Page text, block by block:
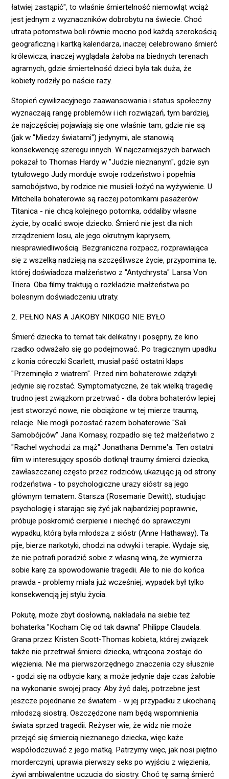
łatwiej zastąpić", to właśnie śmiertelność niemowląt wciąż
jest jednym z wyznaczników dobrobytu na świecie. Choć
utrata potomstwa boli równie mocno pod każdą szerokością
geograficzną i kartką kalendarza, inaczej celebrowano śmierć
królewicza, inaczej wyglądała żałoba na biednych terenach
agrarnych, gdzie śmiertelność dzieci była tak duża, że
kobiety rodziły po naście razy.
Stopień cywilizacyjnego zaawansowania i status społeczny
wyznaczają rangę problemów i ich rozwiązań, tym bardziej,
że najczęściej pojawiają się one właśnie tam, gdzie nie są
(jak w "Miedzy światami") jedynymi, ale stanowią
konsekwencję szeregu innych. W najczarniejszych barwach
pokazał to Thomas Hardy w "Judzie nieznanym", gdzie syn
tytułowego Judy morduje swoje rodzeństwo i popełnia
samobójstwo, by rodzice nie musieli łożyć na wyżywienie. U
Mitchella bohaterowie są raczej potomkami pasażerów
Titanica - nie chcą kolejnego potomka, oddaliby własne
życie, by ocalić swoje dziecko. Śmierć nie jest dla nich
zrządzeniem losu, ale jego okrutnym kaprysem,
niesprawiedliwością. Bezgraniczna rozpacz, rozprawiająca
się z wszelką nadzieją na szczęśliwsze życie, przypomina tę,
której doświadcza małżeństwo z "Antychrysta" Larsa Von
Triera. Oba filmy traktują o rozkładzie małżeństwa po
bolesnym doświadczeniu utraty.
2. PEŁNO NAS A JAKOBY NIKOGO NIE BYŁO
Śmierć dziecka to temat tak delikatny i posępny, że kino
rzadko odważało się go podejmować. Po tragicznym upadku
z konia córeczki Scarlett, musiał paść ostatni klaps
"Przeminęło z wiatrem". Przed nim bohaterowie zdążyli
jedynie się rozstać. Symptomatyczne, że tak wielką tragedię
trudno jest związkom przetrwać - dla dobra bohaterów lepiej
jest stworzyć nowe, nie obciążone w tej mierze traumą,
relacje. Nie mogli pozostać razem bohaterowie "Sali
Samobójców" Jana Komasy, rozpadło się też małżeństwo z
"Rachel wychodzi za mąż" Jonathana Demme'a. Ten ostatni
film w interesujący sposób dotknął traumy śmierci dziecka,
zawłaszczanej często przez rodziców, ukazując ją od strony
rodzeństwa - to psychologiczne urazy sióstr są jego
głównym tematem. Starsza (Rosemarie Dewitt), studiując
psychologię i starając się żyć jak najbardziej poprawnie,
próbuje poskromić cierpienie i niechęć do sprawczyni
wypadku, którą była młodsza z sióstr (Anne Hathaway). Ta
pije, bierze narkotyki, chodzi na odwyki i terapie. Wydaje się,
że nie potrafi poradzić sobie z własną winą, że wymierza
sobie karę za spowodowanie tragedii. Ale to nie do końca
prawda - problemy miała już wcześniej, wypadek był tylko
konsekwencją jej stylu życia.
Pokutę, może zbyt dosłowną, nakładała na siebie też
bohaterka "Kocham Cię od tak dawna" Philippe Claudela.
Grana przez Kristen Scott-Thomas kobieta, której związek
także nie przetrwał śmierci dziecka, wtrącona zostaje do
więzienia. Nie ma pierwszorzędnego znaczenia czy słusznie
- godzi się na odbycie kary, a może jedynie daje czas żałobie
na wykonanie swojej pracy. Aby żyć dalej, potrzebne jest
jeszcze pojednanie ze światem - w jej przypadku z ukochaną
młodszą siostrą. Oszczędzone nam będą wspomnienia
świata sprzed tragedii. Reżyser wie, że widz nie może
przejąć się śmiercią nieznanego dziecka, więc każe
współodczuwać z jego matką. Patrzymy więc, jak nosi piętno
morderczyni, uprawia pierwszy seks po wyjściu z więzienia,
żywi ambiwalentne uczucia do siostry. Choć tę samą śmierć